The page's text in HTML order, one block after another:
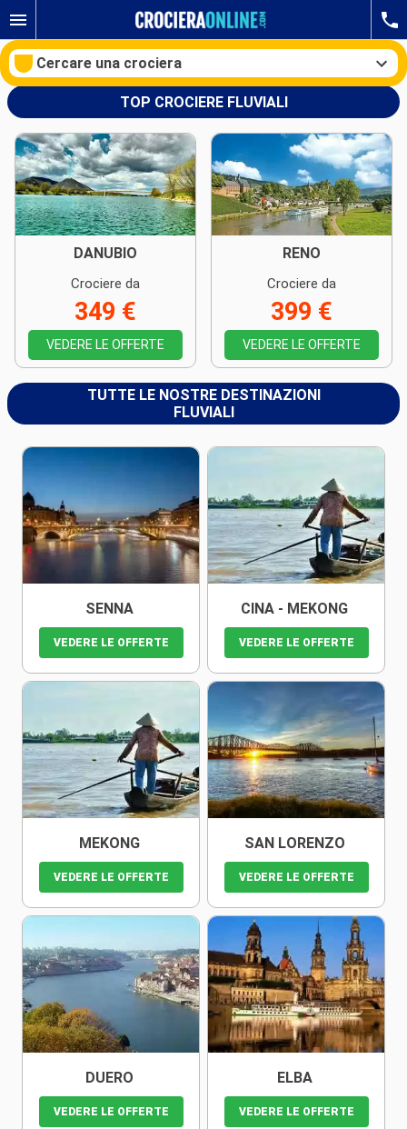
Cercare una crociera
Le nostre destinazioni
Mesi di partenza
Compagnie
TOP CROCIERE FLUVIALI
DANUBIO
Crociere da
349 €
VEDERE LE OFFERTE
RENO
Crociere da
399 €
VEDERE LE OFFERTE
TUTTE LE NOSTRE DESTINAZIONI
FLUVIALI
SENNA
VEDERE LE OFFERTE
CINA - MEKONG
VEDERE LE OFFERTE
MEKONG
VEDERE LE OFFERTE
SAN LORENZO
VEDERE LE OFFERTE
DUERO
VEDERE LE OFFERTE
ELBA
VEDERE LE OFFERTE